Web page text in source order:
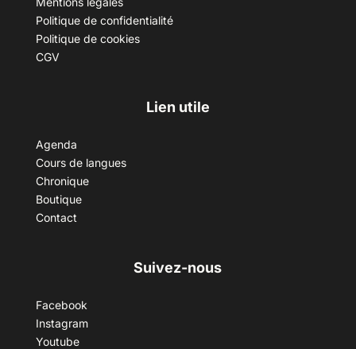
Politique de confidentialité
Politique de cookies
CGV
Lien utile
Agenda
Cours de langues
Chronique
Boutique
Contact
Suivez-nous
Facebook
Instagram
Youtube